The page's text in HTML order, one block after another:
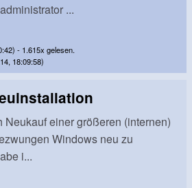
...
- 1.615x gelesen.
18:09:58)
Neukauf einer größeren (internen)
Windows neu zu
i...